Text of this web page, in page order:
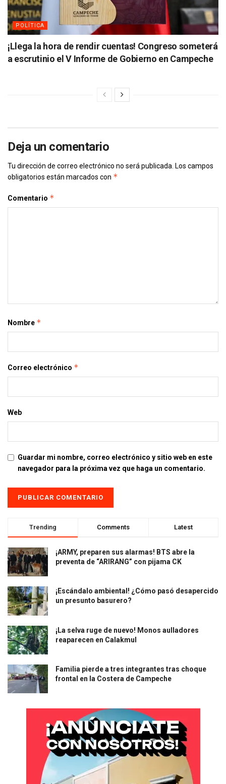
POLÍTICA
¡Llega la hora de rendir cuentas! Congreso someterá
a escrutinio el V Informe de Gobierno en Campeche
Deja un comentario
Tu dirección de correo electrónico no será publicada. Los campos
obligatorios están marcados con *
Comentario *
Nombre *
Correo electrónico *
Web
Guardar mi nombre, correo electrónico y sitio web en este
navegador para la próxima vez que haga un comentario.
Trending Comments Latest
¡ARMY, preparen sus alarmas! BTS abre la
preventa de “ARIRANG” con pijama CK
¡Escándalo ambiental! ¿Cómo pasó desapercido
un presunto basurero?
¡La selva ruge de nuevo! Monos aulladores
reaparecen en Calakmul
Familia pierde a tres integrantes tras choque
frontal en la Costera de Campeche